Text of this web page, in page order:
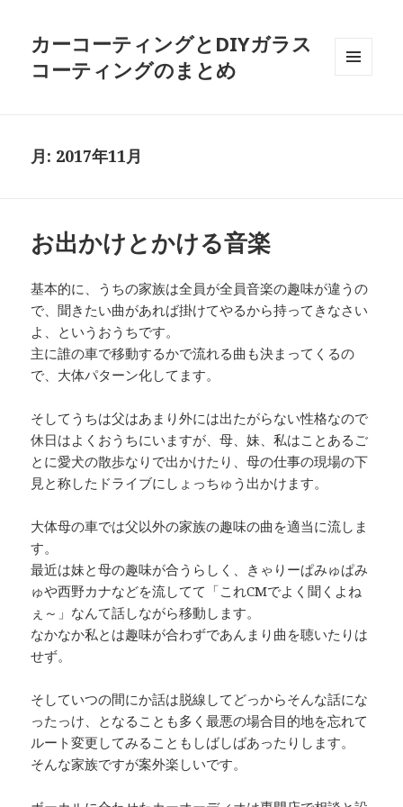
カーコーティングとDIYガラス
コーティングのまとめ
月: 2017年11月
お出かけとかける音楽
基本的に、うちの家族は全員が全員音楽の趣味が違うの
で、聞きたい曲があれば掛けてやるから持ってきなさい
よ、というおうちです。
主に誰の車で移動するかで流れる曲も決まってくるの
で、大体パターン化してます。
そしてうちは父はあまり外には出たがらない性格なので
休日はよくおうちにいますが、母、妹、私はことあるご
とに愛犬の散歩なりで出かけたり、母の仕事の現場の下
見と称したドライブにしょっちゅう出かけます。
大体母の車では父以外の家族の趣味の曲を適当に流しま
す。
最近は妹と母の趣味が合うらしく、きゃりーぱみゅぱみ
ゅや西野カナなどを流してて「これCMでよく聞くよね
ぇ～」なんて話しながら移動します。
なかなか私とは趣味が合わずであんまり曲を聴いたりは
せず。
そしていつの間にか話は脱線してどっからそんな話にな
ったっけ、となることも多く最悪の場合目的地を忘れて
ルート変更してみることもしばしばあったりします。
そんな家族ですが案外楽しいです。